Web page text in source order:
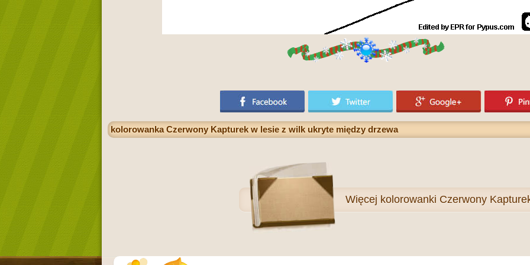
kolorowanka Czerwony Kapturek w lesie z wilk ukryte między drzewa
Więcej kolorowanki Czerwony